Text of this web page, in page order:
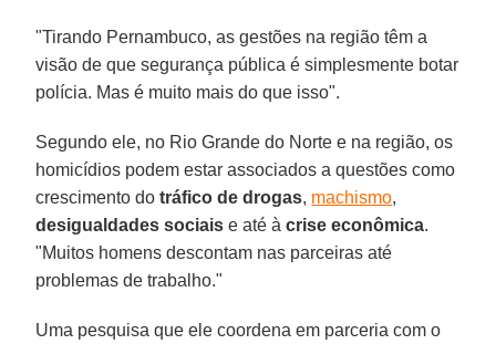
"Tirando Pernambuco, as gestões na região têm a
visão de que segurança pública é simplesmente botar
polícia. Mas é muito mais do que isso".
Segundo ele, no Rio Grande do Norte e na região, os
homicídios podem estar associados a questões como
crescimento dotráfico de drogas, machismo,
desigualdades sociais e até àcrise econômica.
"Muitos homens descontam nas parceiras até
problemas de trabalho."
Uma pesquisa que ele coordena em parceria com o